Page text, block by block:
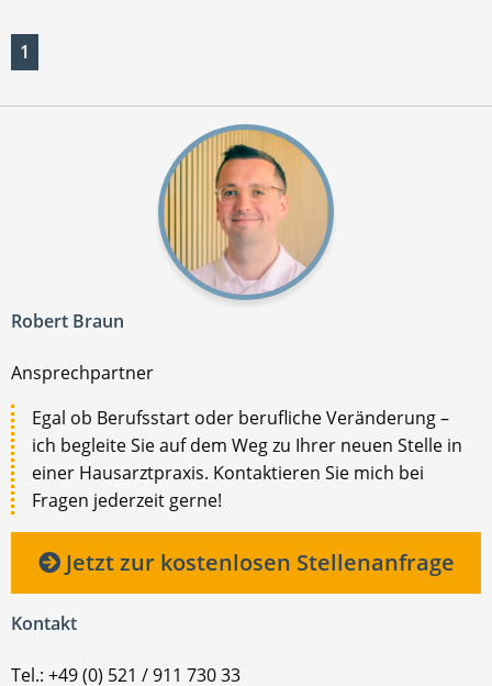
1
Robert Braun
Ansprechpartner
Egal ob Berufsstart oder berufliche Veränderung –
ich begleite Sie auf dem Weg zu Ihrer neuen Stelle in
einer Hausarztpraxis. Kontaktieren Sie mich bei
Fragen jederzeit gerne!
Jetzt zur kostenlosen Stellenanfrage
Kontakt
Tel.: +49 (0) 521 / 911 730 33